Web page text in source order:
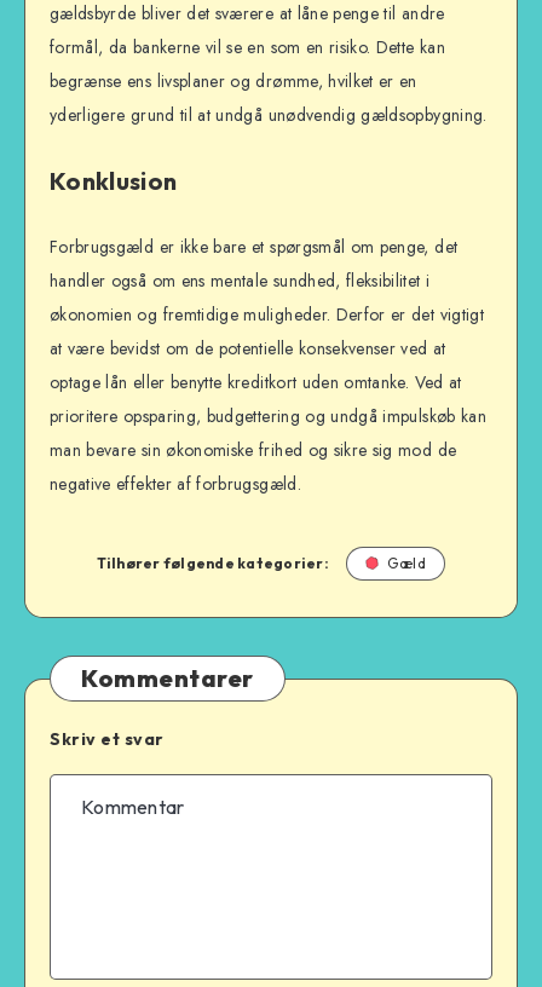
gældsbyrde bliver det sværere at låne penge til andre
formål, da bankerne vil se en som en risiko. Dette kan
begrænse ens livsplaner og drømme, hvilket er en
yderligere grund til at undgå unødvendig gældsopbygning.
Konklusion
Forbrugsgæld er ikke bare et spørgsmål om penge, det
handler også om ens mentale sundhed, fleksibilitet i
økonomien og fremtidige muligheder. Derfor er det vigtigt
at være bevidst om de potentielle konsekvenser ved at
optage lån eller benytte kreditkort uden omtanke. Ved at
prioritere opsparing, budgettering og undgå impulskøb kan
man bevare sin økonomiske frihed og sikre sig mod de
negative effekter af forbrugsgæld.
Tilhører følgende kategorier: Gæld
Kommentarer
Skriv et svar